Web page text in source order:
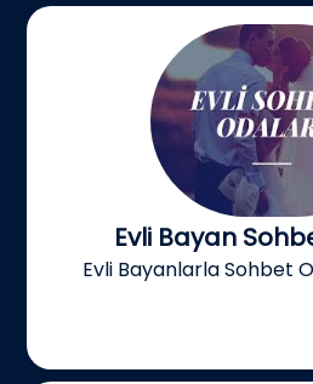
Evli Bayan
Evli Bayanlarla Sohbet